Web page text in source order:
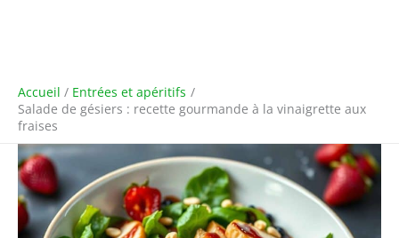
Accueil
Entrées et apéritifs
Salade de gésiers : recette gourmande à la vinaigrette aux
fraises